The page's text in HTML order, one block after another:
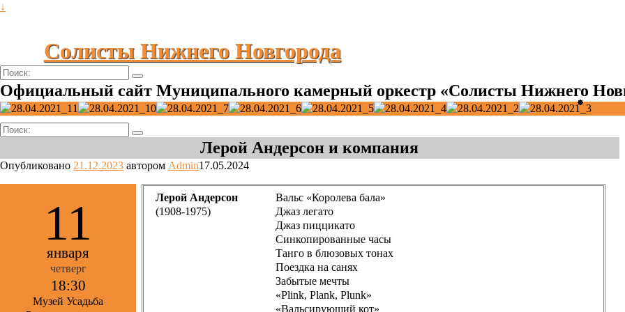
↓
Солисты Нижнего Новгорода
Поиск:
Официальный сайт Муниципального камерный оркестр «Солисты Нижнего
Поиск:
Лерой Андерсон и компания
Опубликовано 21.12.2023 автором Admin17.05.2024
11
января
четверг
18:30
Музей Усадьба
Лерой Андерсон
(1908-1975)
Вальс «Королева бала»
Джаз легато
Джаз пиццикато
Синкопированные часы
Танго в блюзовых тонах
Поездка на санях
Забытые мечты
«Plink, Plank, Plunk»
«Вальсирующий кот»